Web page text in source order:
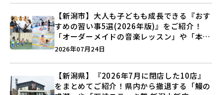
【新潟市】大人も子どもも成長できる『おす
すめの習い事5選(2026年版)』をご紹介！
「オーダーメイドの音楽レッスン」や「本格
キックボクシング」で新しい自分を見つけよ
2026年07月24日
【新潟県】『2026年7月に閉店した10店』
をまとめてご紹介！県内から撤退する「鰻の